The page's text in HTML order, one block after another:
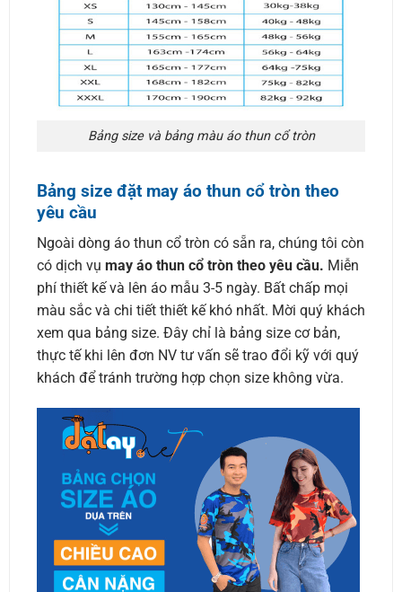
Bảng size và bảng màu áo thun cổ tròn
Bảng size đặt may áo thun cổ tròn theo
yêu cầu
Ngoài dòng áo thun cổ tròn có sẵn ra, chúng tôi còn
có dịch vụ may áo thun cổ tròn theo yêu cầu. Miễn
phí thiết kế và lên áo mẫu 3-5 ngày. Bất chấp mọi
màu sắc và chi tiết thiết kế khó nhất. Mời quý khách
xem qua bảng size. Đây chỉ là bảng size cơ bản,
thực tế khi lên đơn NV tư vấn sẽ trao đổi kỹ với quý
khách để tránh trường hợp chọn size không vừa.